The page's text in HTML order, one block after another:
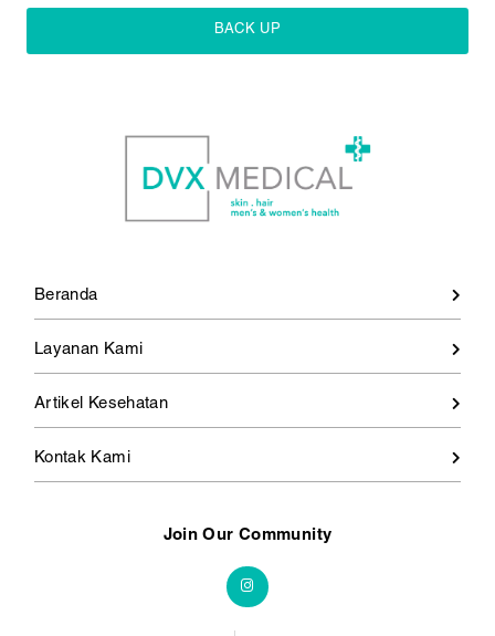
BACK UP
Beranda
Layanan Kami
Artikel Kesehatan
Kontak Kami
Join Our Community